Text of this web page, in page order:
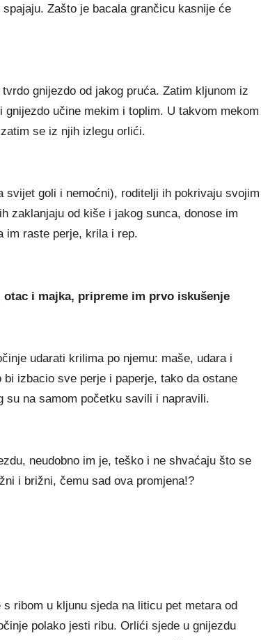
Zašto je bacala grančicu kasnije će
gnijezdo od jakog pruća. Zatim kljunom iz
učine mekim i toplim. U takvom mekom
se iz njih izlegu orlići.
svijet goli i nemoćni), roditelji ih pokrivaju svojim
zaklanjaju od kiše i jakog sunca, donose im
im raste perje, krila i rep.
i majka, pripreme im prvo iskušenje
udarati krilima po njemu: maše, udara i
izbacio sve perje i paperje, tako da ostane
su na samom početku savili i napravili.
neudobno im je, teško i ne shvaćaju što se
i brižni, čemu sad ova promjena!?
ribom u kljunu sjeda na liticu pet metara od
polako jesti ribu. Orlići sjede u gnijezdu